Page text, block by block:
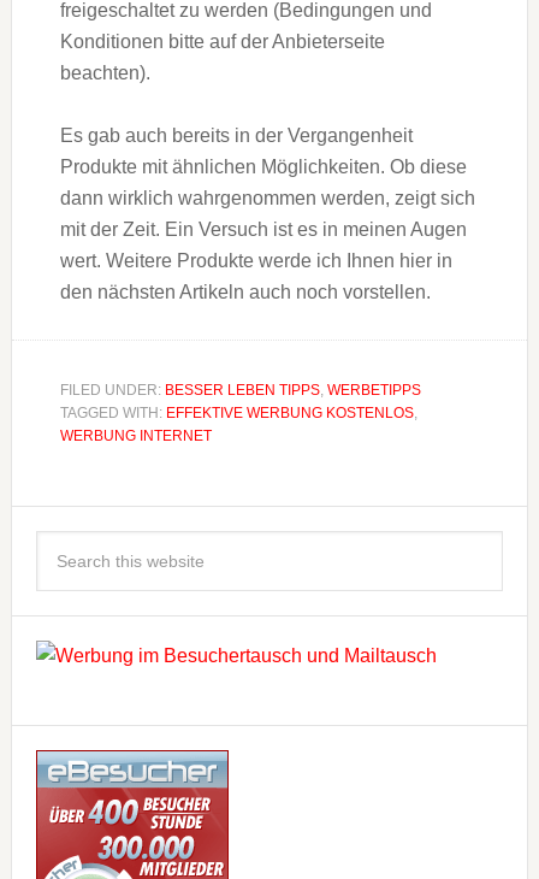
freigeschaltet zu werden (Bedingungen und
Konditionen bitte auf der Anbieterseite
beachten).
Es gab auch bereits in der Vergangenheit
Produkte mit ähnlichen Möglichkeiten. Ob diese
dann wirklich wahrgenommen werden, zeigt sich
mit der Zeit. Ein Versuch ist es in meinen Augen
wert. Weitere Produkte werde ich Ihnen hier in
den nächsten Artikeln auch noch vorstellen.
FILED UNDER: BESSER LEBEN TIPPS, WERBETIPPS
TAGGED WITH: EFFEKTIVE WERBUNG KOSTENLOS,
WERBUNG INTERNET